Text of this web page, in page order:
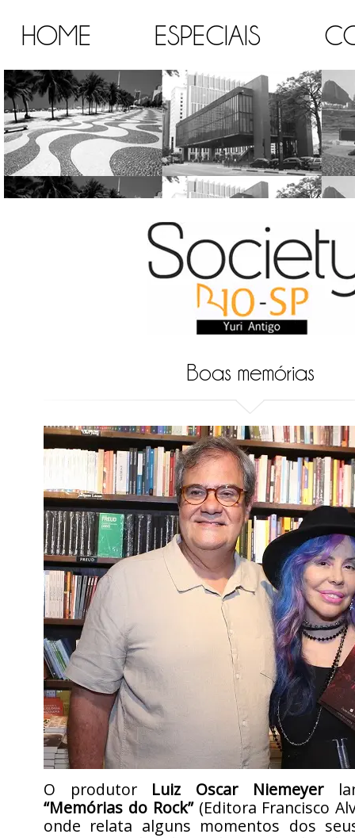
HOME ESPECIAIS
Boas memórias
O produtor Luiz Oscar Niemeyer
“Memórias do Rock”(Editora Francisco
onde relata alguns momentos dos